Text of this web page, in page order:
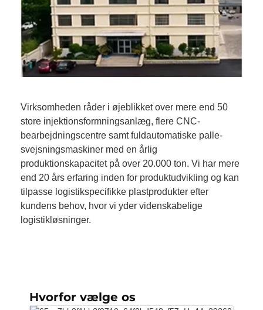
Virksomheden råder i øjeblikket over mere end 50
store injektionsformningsanlæg, flere CNC-
bearbejdningscentre samt fuldautomatiske palle-
svejsningsmaskiner med en årlig
produktionskapacitet på over 20.000 ton. Vi har mere
end 20 års erfaring inden for produktudvikling og kan
tilpasse logistikspecifikke plastprodukter efter
kundens behov, hvor vi yder videnskabelige
logistikløsninger.
Hvorfor vælge os